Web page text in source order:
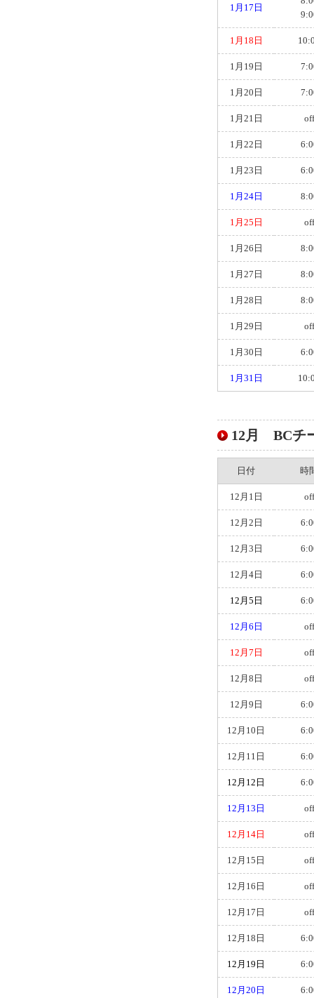
1月17日
1月18日
1月19日
1月20日
1月21日 off
1月22日
1月23日
1月24日
1月25日 off
1月26日
1月27日
1月28日
1月29日 off
1月30日
1月31日
12月 BCチ
日付 時
12月1日 off
12月2日
12月3日
12月4日
12月5日
12月6日 off
12月7日 off
12月8日 off
12月9日
12月10日
12月11日
12月12日
12月13日 off
12月14日 off
12月15日 off
12月16日 off
12月17日 off
12月18日
12月19日
12月20日